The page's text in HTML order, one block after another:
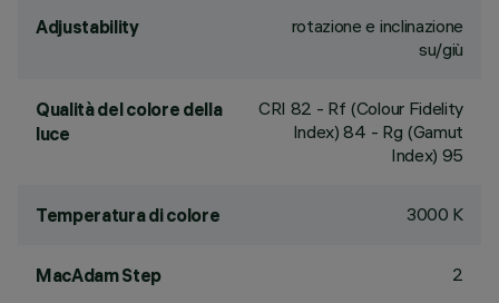
Adjustability
rotazione e inclinazione
su/giù
Qualità del colore della
luce
CRI 82 - Rf (Colour Fidelity
Index) 84 - Rg (Gamut
Index) 95
Temperatura di colore 3000 K
MacAdam Step 2